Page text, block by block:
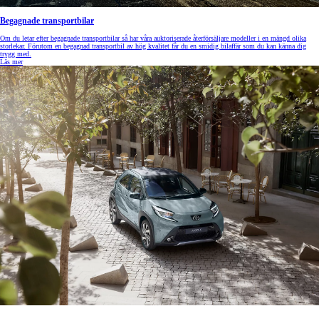
Begagnade transportbilar
Om du letar efter begagnade transportbilar så har våra auktoriserade återförsäljare modeller i en mängd olika
storlekar. Förutom en begagnad transportbil av hög kvalitet får du en smidig bilaffär som du kan känna dig
trygg med.
Läs mer